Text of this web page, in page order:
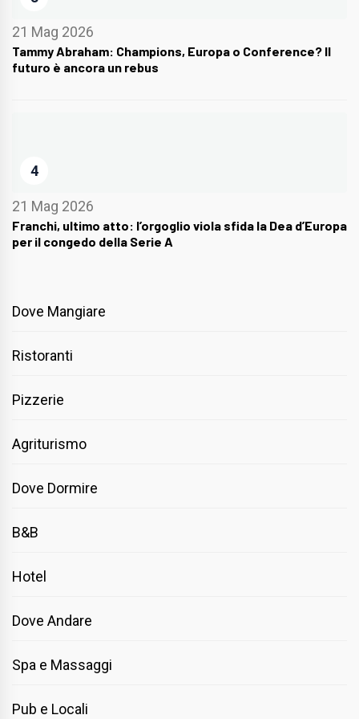
21 Mag 2026
Tammy Abraham: Champions, Europa o Conference? Il
futuro è ancora un rebus
4
21 Mag 2026
Franchi, ultimo atto: l’orgoglio viola sfida la Dea d’Europa
per il congedo della Serie A
Dove Mangiare
Ristoranti
Pizzerie
Agriturismo
Dove Dormire
B&B
Hotel
Dove Andare
Spa e Massaggi
Pub e Locali